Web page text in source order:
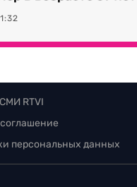
RTVI
персональных данных